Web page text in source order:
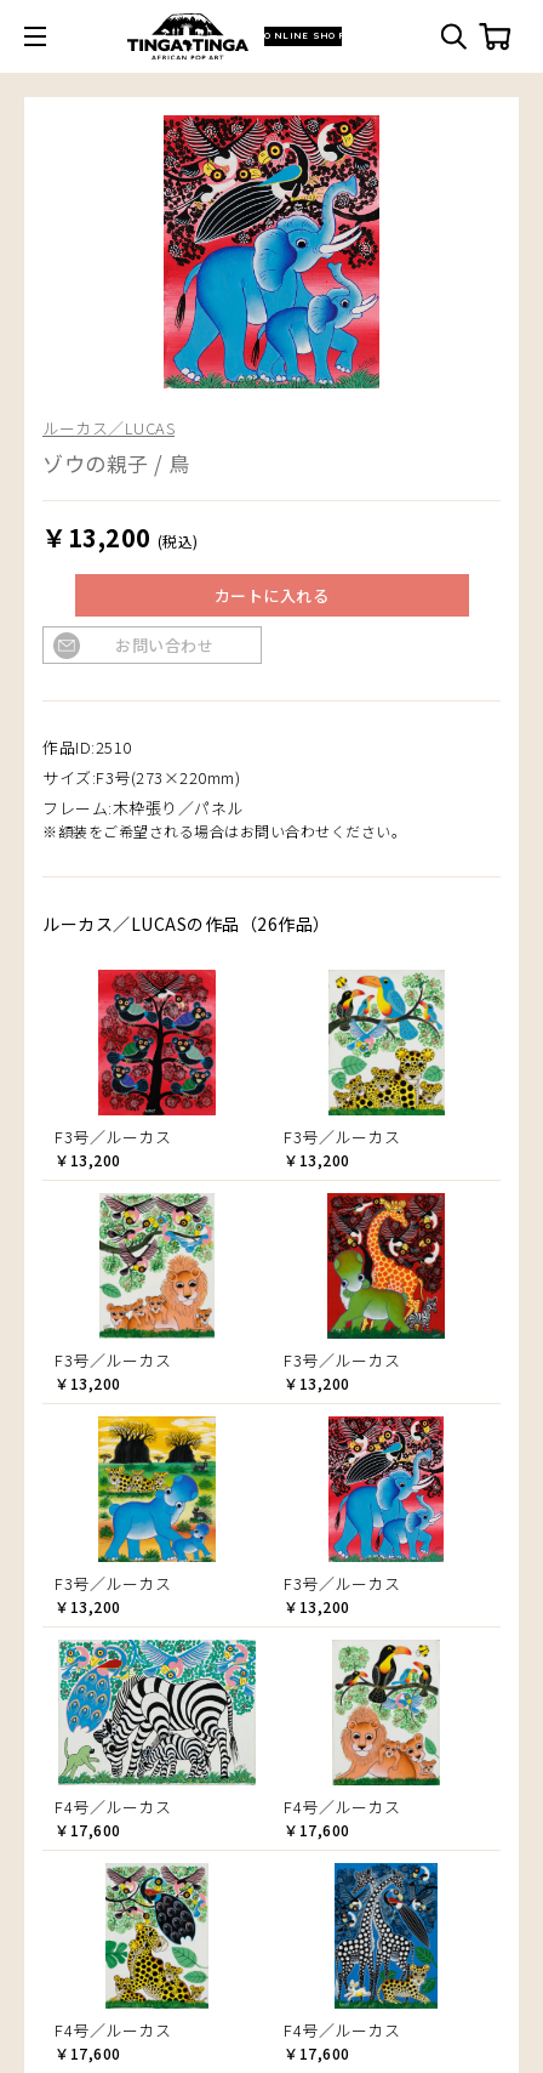
ONLINE SHOP
ルーカス／LUCAS
ゾウの親子 / 鳥
￥13,200 (税込)
カートに入れる
お問い合わせ
作品ID:2510
サイズ:F3号(273×220mm)
フレーム:木枠張り／パネル
※額装をご希望される場合はお問い合わせください。
ルーカス／LUCASの作品（26作品）
F3号／ルーカス
￥13,200
F3号／ルーカス
￥13,200
F3号／ルーカス
￥13,200
F3号／ルーカス
￥13,200
F3号／ルーカス
￥13,200
F3号／ルーカス
￥13,200
F4号／ルーカス
￥17,600
F4号／ルーカス
￥17,600
F4号／ルーカス
￥17,600
F4号／ルーカス
￥17,600